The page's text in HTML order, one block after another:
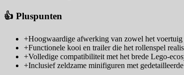
👍 Pluspunten
+Hoogwaardige afwerking van zowel het voertuig
+Functionele kooi en trailer die het rollenspel
+Volledige compatibiliteit met het brede Lego-
+Inclusief zeldzame minifiguren met gedetailleerde